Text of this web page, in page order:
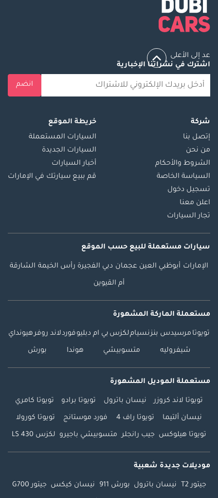
عد إلى الأعلى
اشترك في نشراتنا الإخبارية
انضم
شركة
إتصل بنا
من نحن
الشروط والأحكام
السياسة الخاصة
تسجيل دخول
اعلن معنا
تجار السيارات
خريطة الموقع
السيارات المستعملة
السيارات الجديدة
أخبار السيارات
قم ببيع سيارتك في الإمارات
سيارات مستعملة للبيع حسب الموقع
الإمارات أبوظبي العين عجمان دبي الفجيرة رأس الخيمة الشارقة
أم القيوين
مستعملة الماركة المشهورة
تويوتا مرسيدس بنزنسياملكزس بي ام دبليوفوردلاند روفرهيونداي
شيفروليه متسوبيشي هوندا بورش
مستعملة الموديل المشهورة
تويوتا لاند كروزر نيسان باترول تويوتا برادو تويوتا كامري
نيسان ألتيما تويوتا راف 4 فورد موستانج تويوتا كورولا
تويوتا هيلوكس جيب رانجلر متسوبيشي باجيرو لكزس LS 430
موديلات جديدة شعبية
جيتور T2 نيسان باترول بورش 911 نيسان كيكس جيتور G700